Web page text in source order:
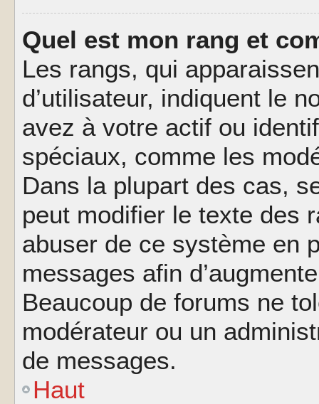
Quel est mon rang et
Les rangs, qui
d’utilisateur, indiquent le
avez à votre actif ou
spéciaux, comme les
Dans la plupart des cas,
peut modifier le texte des
abuser de ce système en
messages afin
Beaucoup de forums ne
modérateur ou un
de messages.
Haut